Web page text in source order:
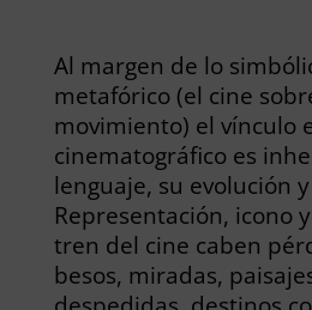
Al margen de lo
metafórico (el cine
movimiento) el vínculo
cinematográfico es
lenguaje, su evolución
Representación, icono
tren del cine caben
besos, miradas,